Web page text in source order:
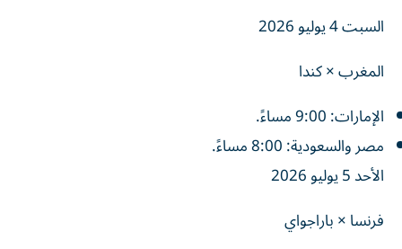
السبت 4 يوليو 2026
المغرب × كندا
الإمارات: 9:00 مساءً.
مصر والسعودية: 8:00 مساءً.
الأحد 5 يوليو 2026
فرنسا × باراجواي